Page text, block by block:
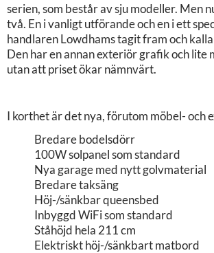
serien, som består av sju modeller. Men
två. En i vanligt utförande och en i ett
handlaren Lowdhams tagit fram och
Den har en annan exteriör grafik och lite
utan att priset ökar nämnvärt.
I korthet är det nya, förutom möbel- och
Bredare bodelsdörr
100W solpanel som standard
Nya garage med nytt golvmaterial
Bredare taksäng
Höj-/sänkbar queensbed
Inbyggd WiFi som standard
Ståhöjd hela 211 cm
Elektriskt höj-/sänkbart matbord